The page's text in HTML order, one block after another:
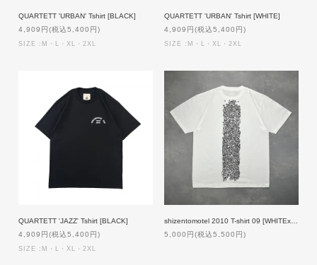
QUARTETT 'URBAN' Tshirt [BLACK]
4,909円(税込5,400円)
SIZE :M・L・XL・2XL
QUARTETT 'URBAN' Tshirt [WHITE]
4,909円(税込5,400円)
SIZE :M・L・XL・2XL
QUARTETT 'JAZZ' Tshirt [BLACK]
4,909円(税込5,400円)
SIZE :M・L・XL・2XL
5,000円(税込5,500円)